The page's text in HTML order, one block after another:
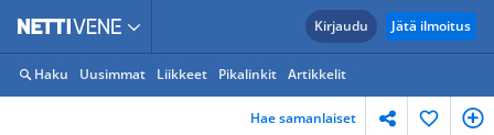
Kirjaudu Jätä ilmoitus
Haku Uusimmat Liikkeet Pikalinkit Artikkelit
Hae samanlaiset